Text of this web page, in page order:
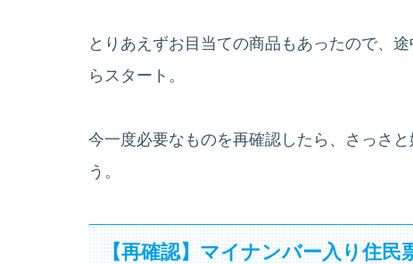
とりあえずお目当ての商品もあったので、
らスタート。
今一度必要なものを再確認したら、さっさ
う。
【再確認】マイナンバー入り住